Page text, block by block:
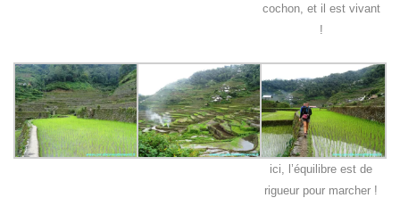
cochon, et il est vivant
!
ici, l’équilibre est de
rigueur pour marcher !